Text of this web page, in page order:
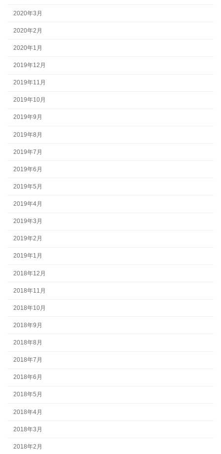
2020年3月
2020年2月
2020年1月
2019年12月
2019年11月
2019年10月
2019年9月
2019年8月
2019年7月
2019年6月
2019年5月
2019年4月
2019年3月
2019年2月
2019年1月
2018年12月
2018年11月
2018年10月
2018年9月
2018年8月
2018年7月
2018年6月
2018年5月
2018年4月
2018年3月
2018年2月